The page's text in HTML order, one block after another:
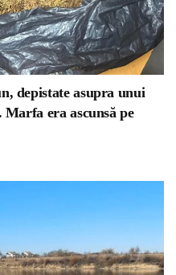
depistate asupra unui
era ascunsă pe